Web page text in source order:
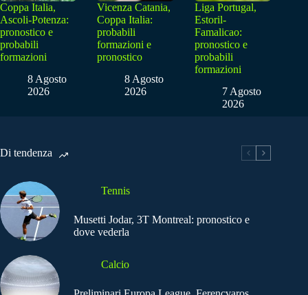
Coppa Italia,
Ascoli-Potenza:
pronostico e
probabili
formazioni
8 Agosto
2026
Vicenza Catania,
Coppa Italia:
probabili
formazioni e
pronostico
8 Agosto
2026
Liga Portugal,
Estoril-
Famalicao:
pronostico e
probabili
formazioni
7 Agosto
2026
Di tendenza
Tennis
Musetti Jodar, 3T Montreal: pronostico e
dove vederla
Calcio